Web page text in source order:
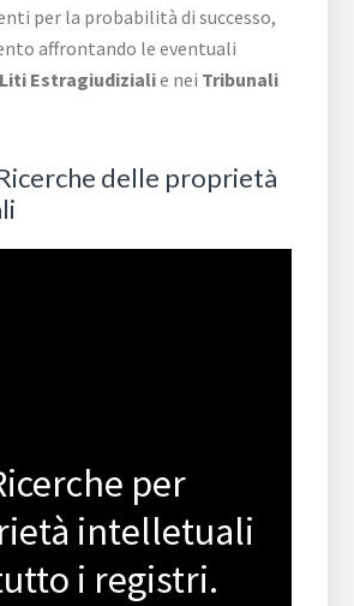
per la probabilità di successo,
affrontando le eventuali
Liti Estragiudizialie nei Tribunali
delle proprietà
per
intelletuali
i registri.